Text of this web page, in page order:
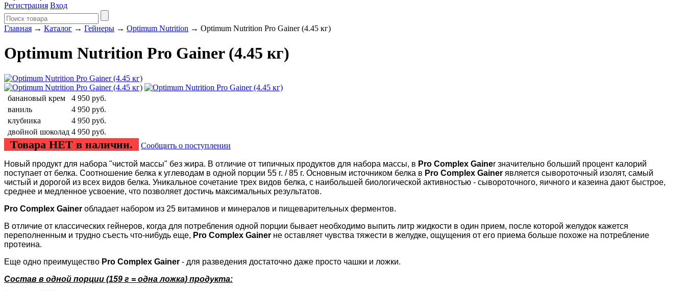
Регистрация Вход
Главная → Каталог → Гейнеры → Optimum Nutrition → Optimum Nutrition Pro Gainer (4.45 кг)
Optimum Nutrition Pro Gainer (4.45 кг)
банановый крем 4 950 руб.
ваниль
4 950 руб.
клубника
4 950 руб.
двойной шоколад 4 950 руб.
Товара НЕТ в наличии. Сообщить о поступлении
Новый продукт для набора "чистой массы" без жира. В отличие от типичных продуктов для набора массы, в Pro Complex Gainer значительно больший процент калорий
поступает от белка. Соотношение белка к углеводам в одной порции 55 г. / 85 г. Основным источником белка в Pro Complex Gainer является сывороточный изолят, самый
чистый и дорогой из всех видов белка. Уникальное сочетание трех видов белка, с наибольшей биологической активностью - сывороточного, яичного и казеина дают быстрое,
среднее и медленное усвоение, что позволяет достичь максимальных результатов.
Pro Complex Gainer обладает набором из 25 витаминов и минералов и пищеварительных ферментов.
В отличие от классических гейнеров, когда для потребления одной порции бывает необходимо выпить литр жидкости в один прием, после которой желудок кажется
переполненным и трудно съесть что-нибудь еще, Pro Complex Gainer не оставляет чувства тяжести в желудке, ощущения от его приема больше похоже на потребление
протеина.
Еще одно преимущество Pro Complex Gainer - для разведения достаточно даже просто чашки и ложки.
Состав в одной порции (159 г = одна ложка) продукта: